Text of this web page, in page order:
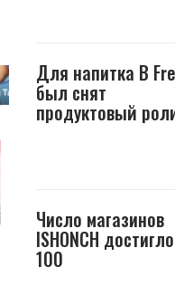
Для напитка B
был снят
продуктовый
Число магазинов
ISHONCH достигло
100